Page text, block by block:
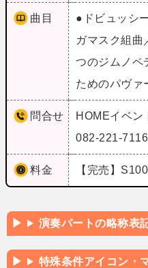
曲目
●ドビュッシ
ガマスク組
つのジムノ
ためのパヴァ
問合せ
HOMEイベン
082-221-7116
料金 【完売】
演奏パートの略称表
特殊条件アイコン・